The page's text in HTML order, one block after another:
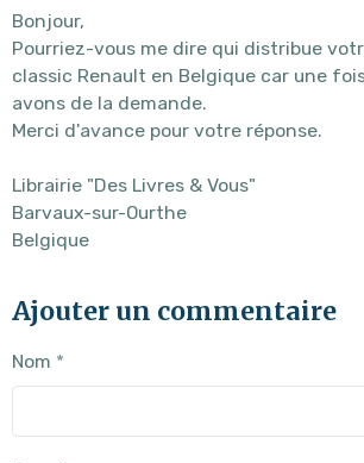
Bonjour,
Pourriez-vous me dire qui distribue
classic Renault en Belgique car une
avons de la demande.
Merci d'avance pour votre réponse.
Librairie "Des Livres & Vous"
Barvaux-sur-Ourthe
Belgique
Ajouter un commentaire
Nom